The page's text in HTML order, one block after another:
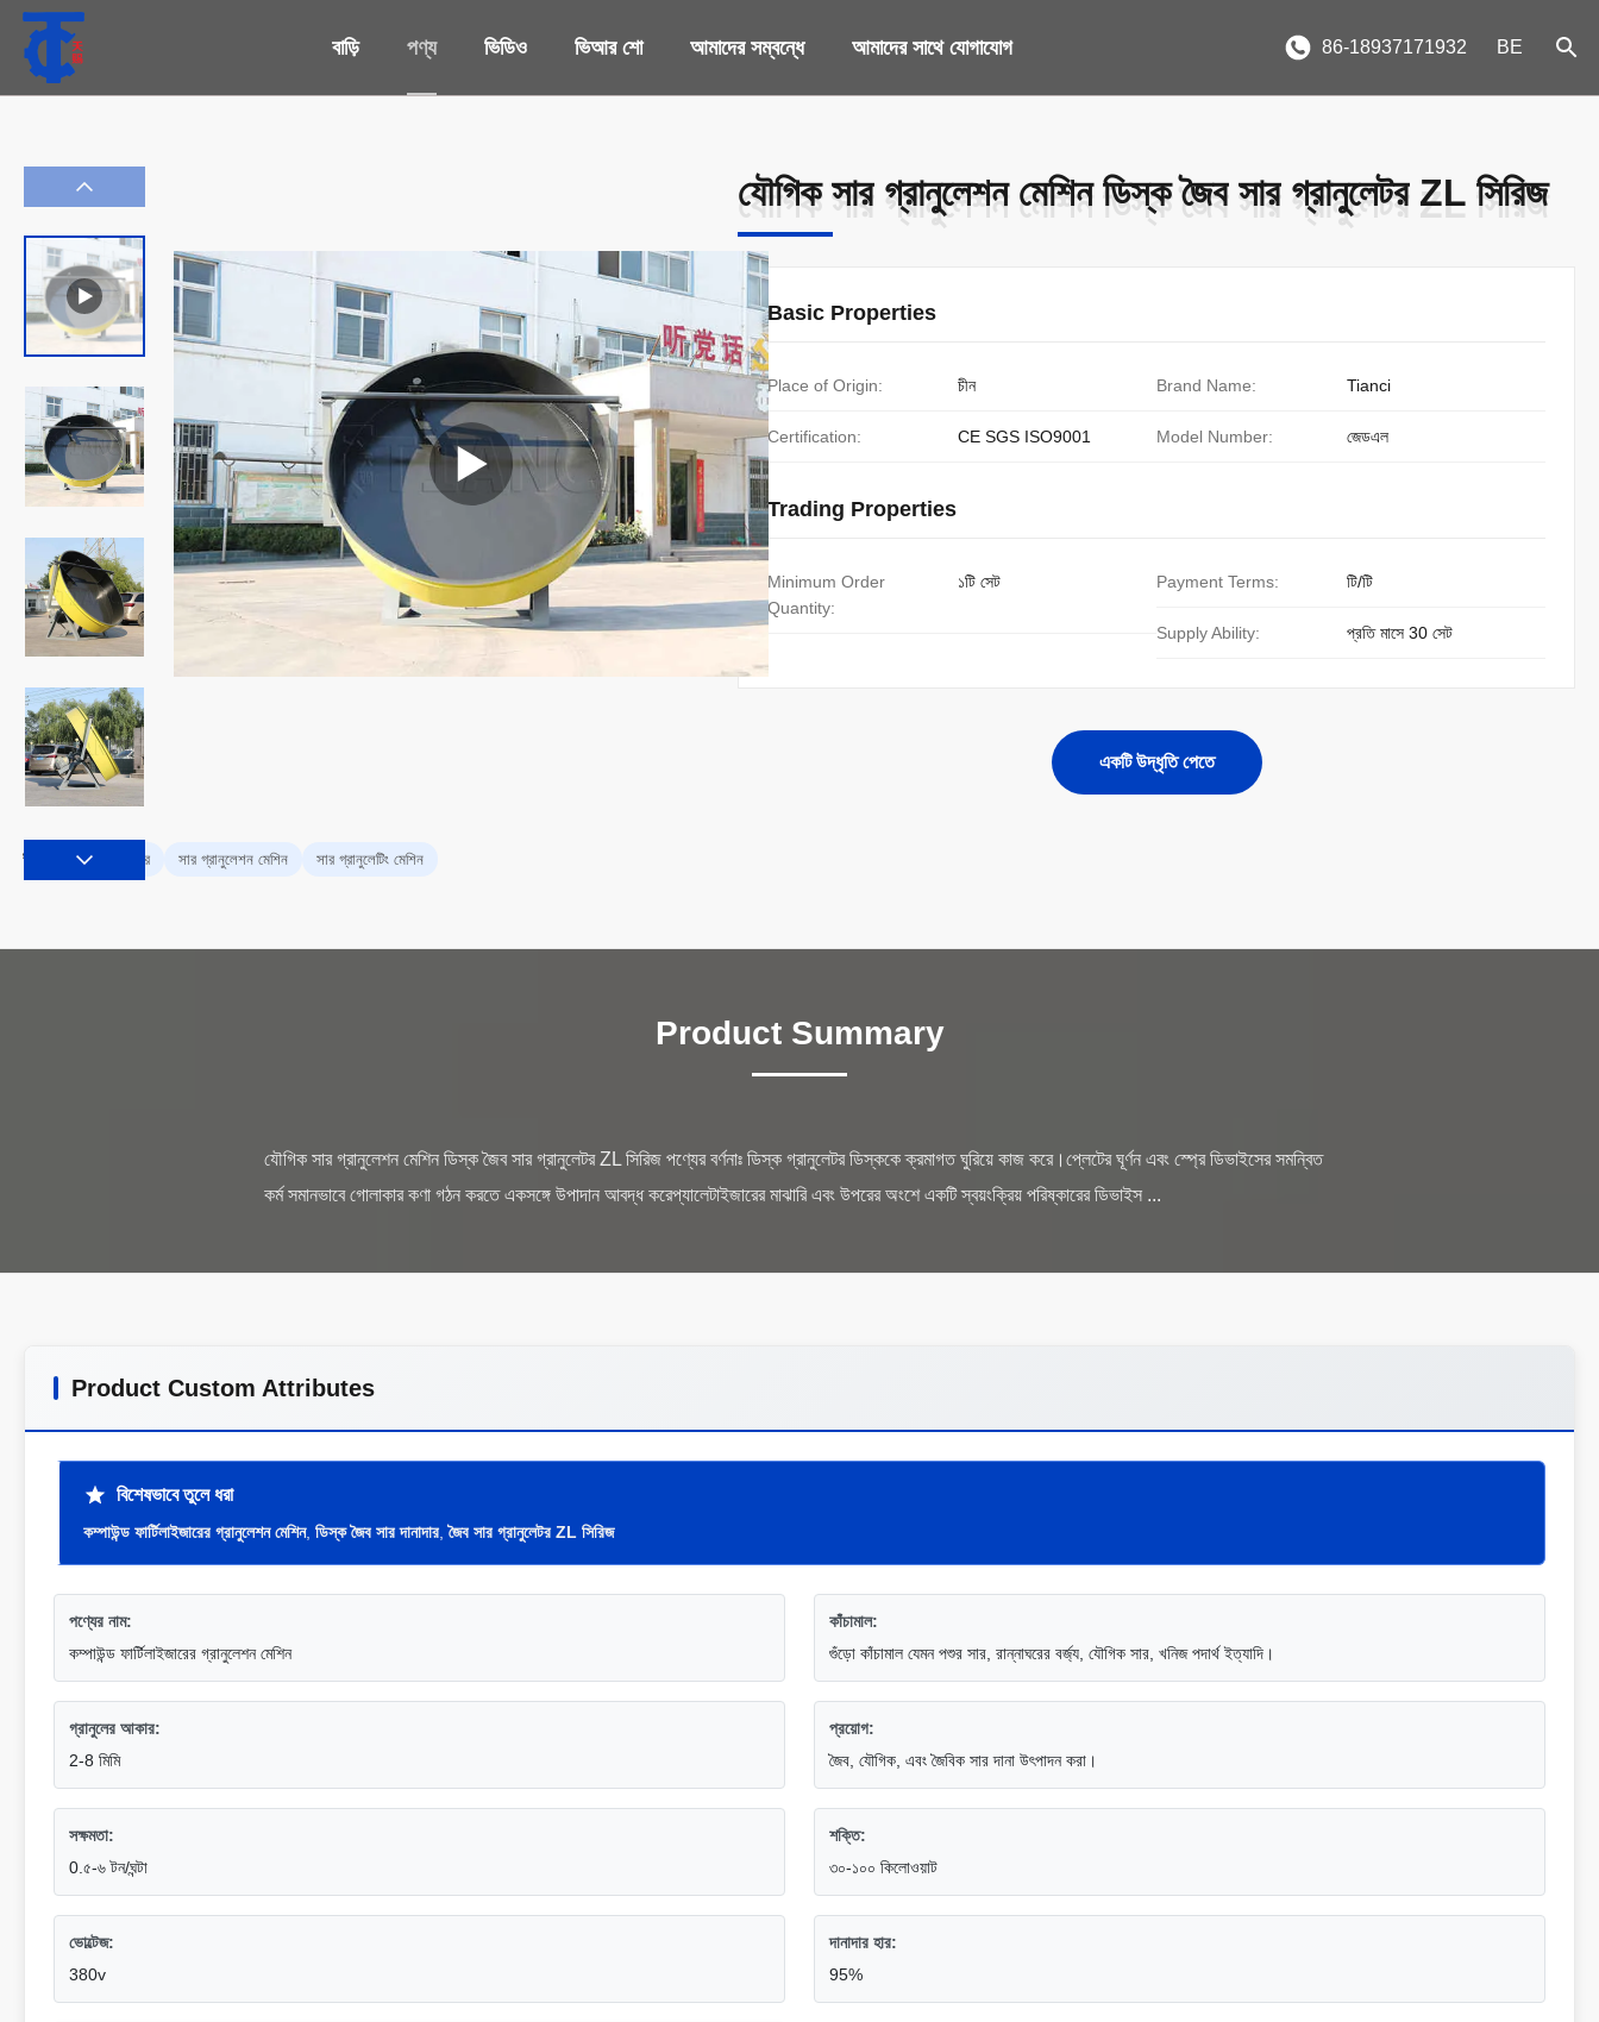
বাড়ি পণ্য ভিডিও ভিআর শো আমাদের সম্বন্ধে আমাদের সাথে যোগাযোগ 86-18937171932 BE
যৌগিক সার গ্রানুলেশন মেশিন ডিস্ক জৈব সার গ্রানুলেটর ZL সিরিজ
যৌগিক সার গ্রানুলেশন মেশিন ডিস্ক জৈব সার গ্রানুলেটর ZL সিরিজ
Basic Properties
Place of Origin: চীন Brand Name: Tianci
Certification: CE SGS ISO9001 Model Number: জেডএল
Trading Properties
Minimum Order
Quantity:
১টি সেট Payment Terms: টি/টি
Supply Ability: প্রতি মাসে 30 সেট
একটি উদ্ধৃতি পেতে
সার গ্রানুলেটর সার গ্রানুলেশন মেশিন সার গ্রানুলেটিং মেশিন
Product Summary
যৌগিক সার গ্রানুলেশন মেশিন ডিস্ক জৈব সার গ্রানুলেটর ZL সিরিজ পণ্যের বর্ণনাঃ ডিস্ক গ্রানুলেটর ডিস্ককে ক্রমাগত ঘুরিয়ে কাজ করে।প্লেটের ঘূর্ণন এবং স্প্রে ডিভাইসের সমন্বিত
Product Custom Attributes
বিশেষভাবে তুলে ধরা
কম্পাউন্ড ফার্টিলাইজারের গ্রানুলেশন মেশিন, ডিস্ক জৈব সার দানাদার,জৈব সার গ্রানুলেটর ZL সিরিজ
পণ্যের নাম:
কম্পাউন্ড ফার্টিলাইজারের গ্রানুলেশন মেশিন
কাঁচামাল:
গুঁড়ো কাঁচামাল যেমন পশুর সার, রান্নাঘরের বর্জ্য, যৌগিক সার, খনিজ পদার্থ ইত্যাদি।
গ্রানুলের আকার:
2-8 মিমি
প্রয়োগ:
জৈব, যৌগিক, এবং জৈবিক সার দানা উৎপাদন করা।
সক্ষমতা:
0.৫-৬ টন/ঘন্টা
শক্তি:
৩০-১০০ কিলোওয়াট
ভোল্টেজ:
380v
দানাদার হার:
95%